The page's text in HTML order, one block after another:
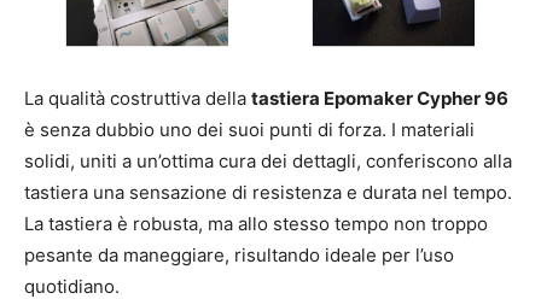
La qualità costruttiva della tastiera Epomaker Cypher 96
è senza dubbio uno dei suoi punti di forza. I materiali
solidi, uniti a un’ottima cura dei dettagli, conferiscono alla
tastiera una sensazione di resistenza e durata nel tempo.
La tastiera è robusta, ma allo stesso tempo non troppo
pesante da maneggiare, risultando ideale per l’uso
quotidiano.